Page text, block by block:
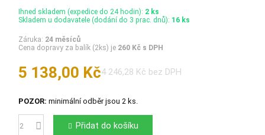
Ihned skladem (expedice do 24 hodin): 2 ks
Skladem u dodavatele (dodání do 3 prac. dnů): 16 ks
Záruka: 24 měsíců
Cena dopravy za balík (2ks) je 260 Kč s DPH
5 138,00 Kč4 246,28 Kč bez DPH
POZOR:minimální odběr jsou 2 ks.
Počet Přidat do košíku